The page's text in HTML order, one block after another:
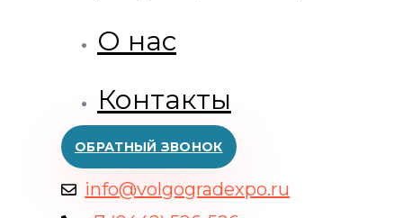
О нас
Контакты
ОБРАТНЫЙ ЗВОНОК
info@volgogradexpo.ru